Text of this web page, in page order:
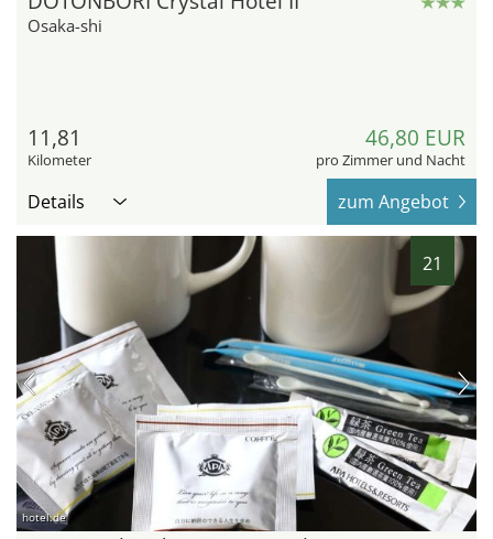
Osaka-shi
11,81
Kilometer
46,80 EUR
pro Zimmer und Nacht
Details zum Angebot
21
hotel.de